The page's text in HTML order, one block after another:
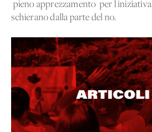
'pieno apprezzamento' per
schierano dalla parte del no.